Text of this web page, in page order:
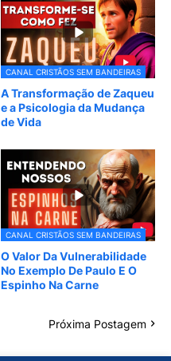
CANAL CRISTÃOS SEM BANDEIRAS
A Transformação de Zaqueu
e a Psicologia da Mudança
de Vida
CANAL CRISTÃOS SEM BANDEIRAS
O Valor Da Vulnerabilidade
No Exemplo De Paulo E O
Espinho Na Carne
Próxima Postagem